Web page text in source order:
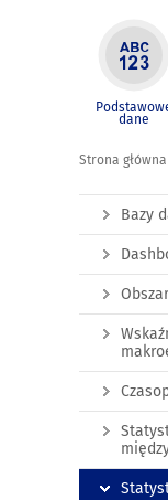
dane
Strona główna
Bazy